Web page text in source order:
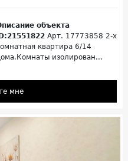
объекта
ID:21551822 Арт. 17773858 2-х
квартира 6/14
изолирован...
мне